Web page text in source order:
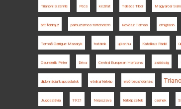
Trianoni Szemle Pécs kézirat Takács Tibor Magyarosi
brit földrajz párhuzamos történelem Révész Tamás emigráció
Tomáš Garrigue Masaryk határok ujkor.hu Katolikus Rádió
Csunderlik Péter Déva Central European Horizons zsidóság
diplomáciai kapcsolatok etnikai térkép első bécsi döntés
Jugoszlávia 1921 Népszava térképzetek csehek